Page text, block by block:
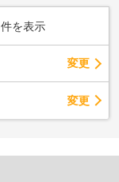
件を表示
変更
変更